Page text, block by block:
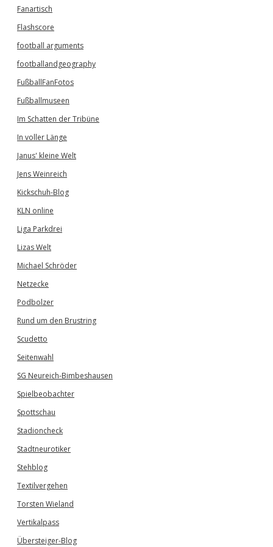
Fanartisch
Flashscore
football arguments
footballandgeography
FußballFanFotos
Fußballmuseen
Im Schatten der Tribüne
In voller Länge
Janus' kleine Welt
Jens Weinreich
Kickschuh-Blog
KLN online
Liga Parkdrei
Lizas Welt
Michael Schröder
Netzecke
Podbolzer
Rund um den Brustring
Scudetto
Seitenwahl
SG Neureich-Bimbeshausen
Spielbeobachter
Spottschau
Stadioncheck
Stadtneurotiker
Stehblog
Textilvergehen
Torsten Wieland
Vertikalpass
Übersteiger-Blog